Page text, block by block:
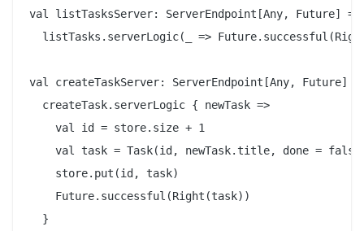
val listTasksServer: ServerEndpoint[Any, Future] =
listTasks.serverLogic(_ =>
val createTaskServer: ServerEndpoint[Any, Future] =
  createTask.serverLogic { newTask =>
    val id = store.size + 1
val task = Task(id, newTask.title, done =
    store.put(id, task)
    Future.successful(Right(task))